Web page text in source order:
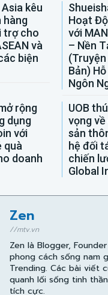
kêu
hàng
trợ cho
và
biện
Hoạt
với
– Nền
Bản)
Ngôn
rộng
dụng
với
quà
doanh
UOB
vọng
sản
hệ đối
chiến
Global
Zen
//mtv.vn
Zen là Blogger,
phong cách sống nam
Trending. Các bài viết
quanh lối sống tinh
tích cực.